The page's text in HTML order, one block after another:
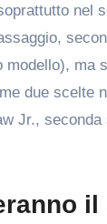
nel
ma
due scelte
Jr.,
il